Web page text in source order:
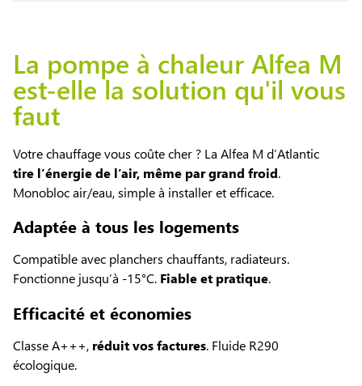
La pompe à chaleur Alfea M
est-elle la solution qu'il vous
faut
Votre chauffage vous coûte cher ? La Alfea M d’Atlantic
tire l’énergie de l’air, même par grand froid.
Monobloc air/eau, simple à installer et efficace.
Adaptée à tous les logements
Compatible avec planchers chauffants, radiateurs.
Fonctionne jusqu’à -15°C. Fiable et pratique.
Efficacité et économies
Classe A+++, réduit vos factures. Fluide R290
écologique.